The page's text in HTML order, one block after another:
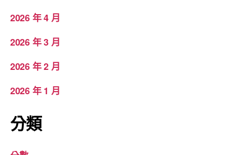
2026 年 4 月
2026 年 3 月
2026 年 2 月
2026 年 1 月
分類